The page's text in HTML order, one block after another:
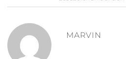
MARVIN